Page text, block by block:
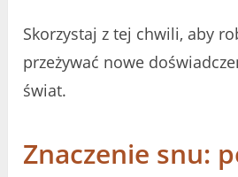
Skorzystaj z tej chwili, aby
przeżywać nowe
świat.
Znaczenie snu: